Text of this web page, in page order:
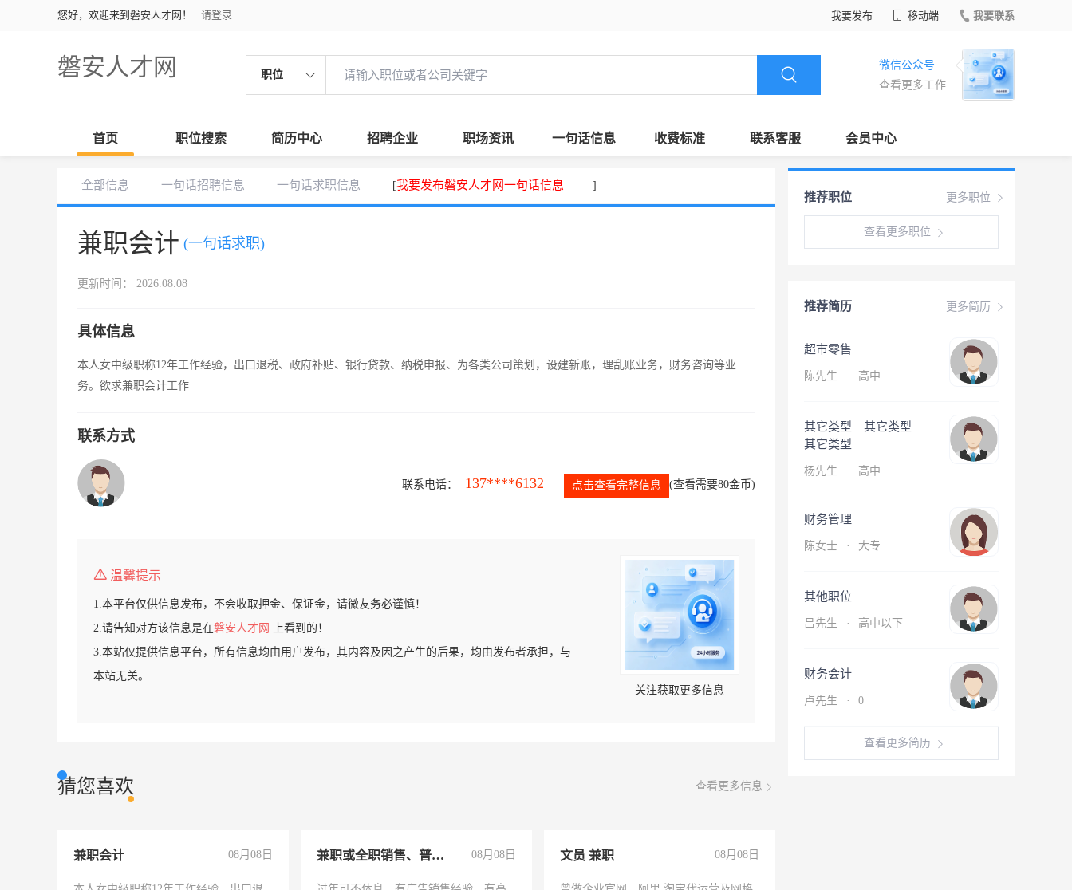
您好，欢迎来到磐安人才网！ 请登录 我要发布 移动端 我要联系
磐安人才网 职位
微信公众号
查看更多工作
首页 职位搜索 简历中心 招聘企业 职场资讯 一句话信息 收费标准 联系客服 会员中心
全部信息 一句话招聘信息 一句话求职信息 [我要发布磐安人才网一句话信息 ]
兼职会计 (一句话求职)
更新时间： 2026.08.08
具体信息
本人女中级职称12年工作经验，出口退税、政府补贴、银行贷款、纳税申报、为各类公司策划，设建新账，理乱账业务，财务咨询等业
务。欲求兼职会计工作
联系方式
联系电话： 137****6132 点击查看完整信息 (查看需要80金币)
温馨提示
1.本平台仅供信息发布，不会收取押金、保证金，请微友务必谨慎！
2.请告知对方该信息是在磐安人才网
上看到的！
3.本站仅提供信息平台，所有信息均由用户发布，其内容及因之产生的后果，均由发布者承担，与
本站无关。
关注获取更多信息
猜您喜欢 查看更多信息
兼职会计 08月08日 兼职或全职销售、普工、维修 08月08日 文员 兼职 08月08日
更多职位
推荐职位
查看更多职位
更多简历
推荐简历
超市零售
陈先生 · 高中
其它类型 其它类型
其它类型
杨先生 · 高中
财务管理
陈女士 · 大专
其他职位
吕先生 · 高中以下
财务会计
卢先生 · 0
查看更多简历